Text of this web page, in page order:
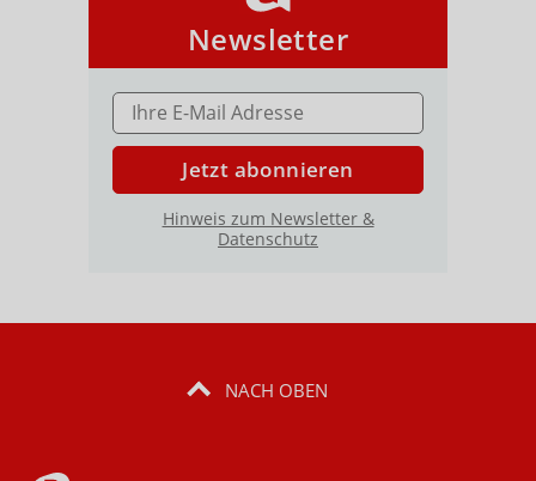
Newsletter
E-MAIL ADRESSE
Jetzt abonnieren
Hinweis zum Newsletter &
Datenschutz
NACH OBEN